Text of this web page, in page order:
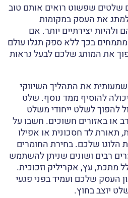
שלטים שפשוט רואים אותם טוב
את העסק במקומות
יצירתיים יותר. אם
בכך ללא ספק תגלו עולם
את המותג שלכם לבעל נראות
את התהליך השיווקי
להוסיף ממד נוסף. שלט
להפוך לשלט ייחודי משלט
או באזורים חשוכים. חשבו על
לד חסכונית או אפילו
הלוגו שלכם. בחירת החומרים
רבים ושונים שניתן להשתמש
מתכת, עץ, אקריליק וזכוכית.
העסק שלכם ועמיד בפני פגעי
יוצב בחוץ.